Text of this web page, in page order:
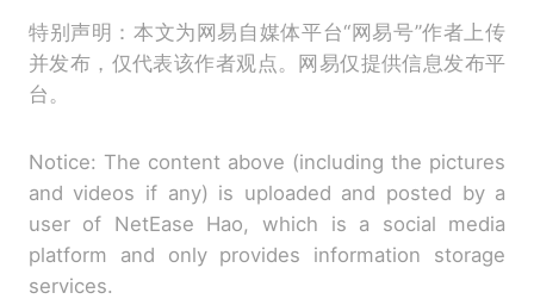
特别声明：本文为网易自媒体平台“网易号”作者上传
并发布，仅代表该作者观点。网易仅提供信息发布平
台。
Notice: The content above (including the pictures
and videos if any) is uploaded and posted by a
user of NetEase Hao, which is a social media
platform and only provides information storage
services.